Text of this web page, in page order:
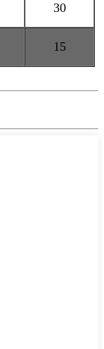
30
15